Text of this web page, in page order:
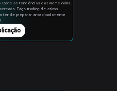
as tendências das meme coins,
Faça trading de ativos
ter de preparar antecipadamente